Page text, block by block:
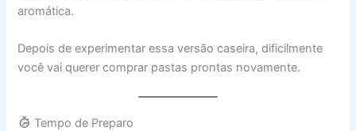
aromática.
Depois de experimentar essa versão caseira, dificilmente
você vai querer comprar pastas prontas novamente.
Tempo de Preparo